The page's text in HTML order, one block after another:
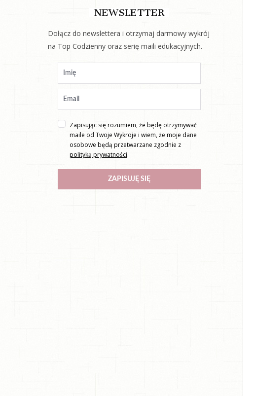
NEWSLETTER
Dołącz do newslettera i otrzymaj darmowy wykrój
na Top Codzienny oraz serię maili edukacyjnych.
Zapisując się rozumiem, że będę otrzymywać
maile od Twoje Wykroje i wiem, że moje dane
osobowe będą przetwarzane zgodnie z
polityką prywatności.
ZAPISUJĘ SIĘ